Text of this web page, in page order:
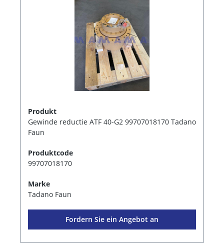
Produkt
Gewinde reductie ATF 40-G2 99707018170 Tadano
Faun
Produktcode
99707018170
Marke
Tadano Faun
Fordern Sie ein Angebot an